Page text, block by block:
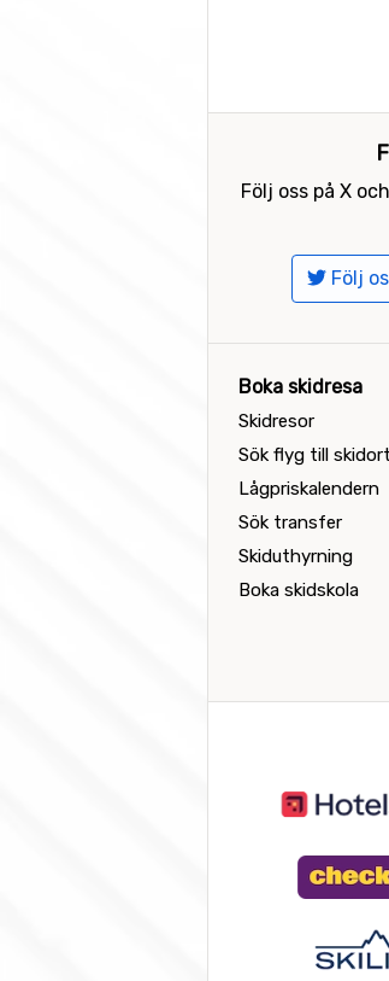
Följ oss på X
Följ
Boka skidresa
Skidresor
Sök flyg till
Lågpriskalendern
Sök transfer
Skiduthyrning
Boka skidskola